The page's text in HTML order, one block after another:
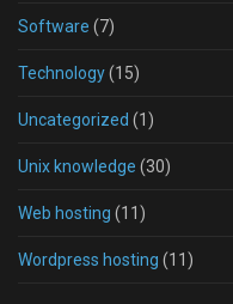
Software (7)
Technology(15)
Uncategorized (1)
Unix knowledge (30)
Web hosting (11)
Wordpress hosting (11)